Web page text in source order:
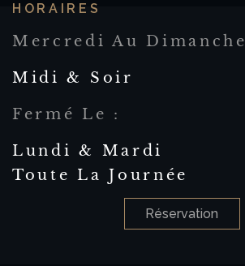
HORAIRES
Mercredi Au Dimanche
Midi & Soir
Fermé Le :
Lundi & Mardi
Toute La Journée
Réservation